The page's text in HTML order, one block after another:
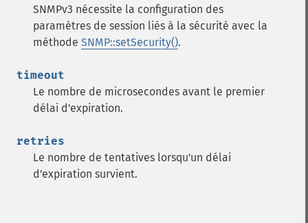
SNMPv3 nécessite la configuration des
paramètres de session liés à la sécurité avec la
méthode SNMP::setSecurity().
timeout
Le nombre de microsecondes avant le premier
délai d'expiration.
retries
Le nombre de tentatives lorsqu'un délai
d'expiration survient.